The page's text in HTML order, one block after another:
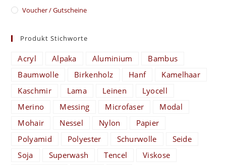
Voucher / Gutscheine
Produkt Stichworte
Acryl Alpaka Aluminium
Bambus
Baumwolle
Birkenholz Hanf
Kamelhaar
Kaschmir
Lama Leinen
Lyocell
Merino
Messing Microfaser
Modal
Mohair
Nessel Nylon
Papier
Polyamid
Polyester Schurwolle
Seide
Soja
Superwash Tencel
Viskose